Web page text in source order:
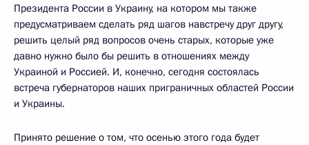
Президента России в Украину, на котором мы также
предусматриваем сделать ряд шагов навстречу друг другу,
решить целый ряд вопросов очень старых, которые уже
давно нужно было бы решить в отношениях между
Украиной и Россией. И, конечно, сегодня состоялась
встреча губернаторов наших приграничных областей России
и Украины.
Принято решение о том, что осенью этого года будет